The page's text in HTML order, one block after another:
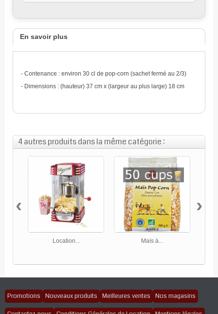
En savoir plus
- Contenance : environ 30 cl de pop-corn (sachet fermé au 2/3)
- Dimensions : (hauteur) 37 cm x (largeur au plus large) 18 cm
4 autres produits dans la même catégorie :
Location... Maïs à...
‹ ›
Promotions Nouveaux produits Meilleures ventes Nos magasins